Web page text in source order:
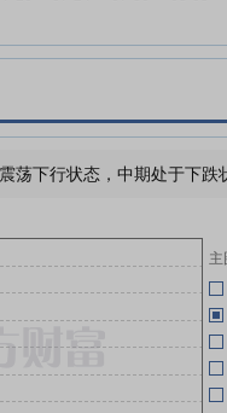
万
荡下行状态，中期处于下
主